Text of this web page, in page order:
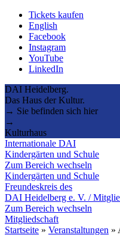
Tickets kaufen
English
Facebook
Instagram
YouTube
LinkedIn
DAI Heidelberg.
Das Haus der Kultur.
→ Sie befinden sich hier
→
Kulturhaus
Internationale DAI
Kindergärten und Schule
Zum Bereich wechseln
Kindergärten und Schule
Freundeskreis des
DAI Heidelberg e. V. /
Zum Bereich wechseln
Mitgliedschaft
Startseite » Veranstaltungen »